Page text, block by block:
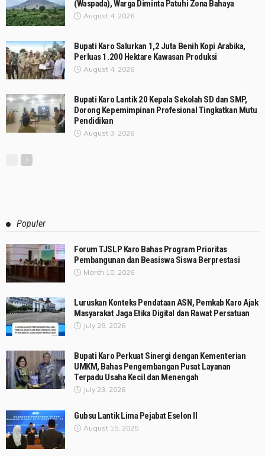
(Waspada), Warga Diminta Patuhi Zona Bahaya
August 4, 2026
Bupati Karo Salurkan 1,2 Juta Benih Kopi Arabika,
Perluas 1.200 Hektare Kawasan Produksi
August 4, 2026
Bupati Karo Lantik 20 Kepala Sekolah SD dan SMP,
Dorong Kepemimpinan Profesional Tingkatkan Mutu
Pendidikan
August 3, 2026
Populer
Forum TJSLP Karo Bahas Program Prioritas
Pembangunan dan Beasiswa Siswa Berprestasi
March 10, 2026
Luruskan Konteks Pendataan ASN, Pemkab Karo Ajak
Masyarakat Jaga Etika Digital dan Rawat Persatuan
July 28, 2026
Bupati Karo Perkuat Sinergi dengan Kementerian
UMKM, Bahas Pengembangan Pusat Layanan
Terpadu Usaha Kecil dan Menengah
July 23, 2026
Gubsu Lantik Lima Pejabat Eselon II
August 15, 2025